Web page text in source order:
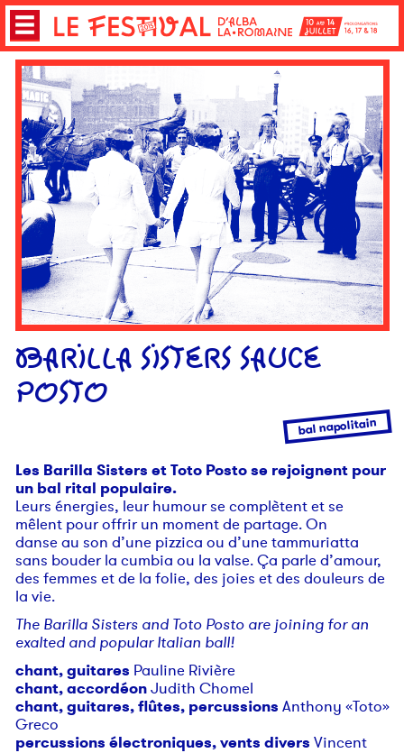
BARILLA SISTERS SAUCE
POSTO
bal napolitain
Les Barilla Sisters et Toto Posto se rejoignent pour
un bal rital populaire.
Leurs énergies, leur humour se complètent et se
mêlent pour offrir un moment de partage. On
danse au son d’une pizzica ou d’une tammuriatta
sans bouder la cumbia ou la valse. Ça parle d’amour,
des femmes et de la folie, des joies et des douleurs de
la vie.
The Barilla Sisters and Toto Posto are joining for an
exalted and popular Italian ball!
chant, guitares Pauline Rivière
chant, accordéonJudith Chomel
chant, guitares, flûtes, percussions Anthony «Toto»
Greco
percussions électroniques, vents divers Vincent